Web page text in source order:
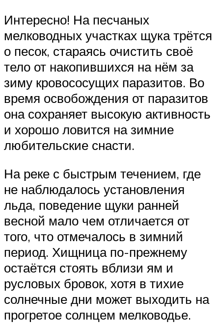
Интересно! На песчаных
мелководных участках щука трётся
о песок, стараясь очистить своё
тело от накопившихся на нём за
зиму кровососущих паразитов. Во
время освобождения от паразитов
она сохраняет высокую активность
и хорошо ловится на зимние
любительские снасти.
На реке с быстрым течением, где
не наблюдалось установления
льда, поведение щуки ранней
весной мало чем отличается от
того, что отмечалось в зимний
период. Хищница по-прежнему
остаётся стоять вблизи ям и
русловых бровок, хотя в тихие
солнечные дни может выходить на
прогретое солнцем мелководье.